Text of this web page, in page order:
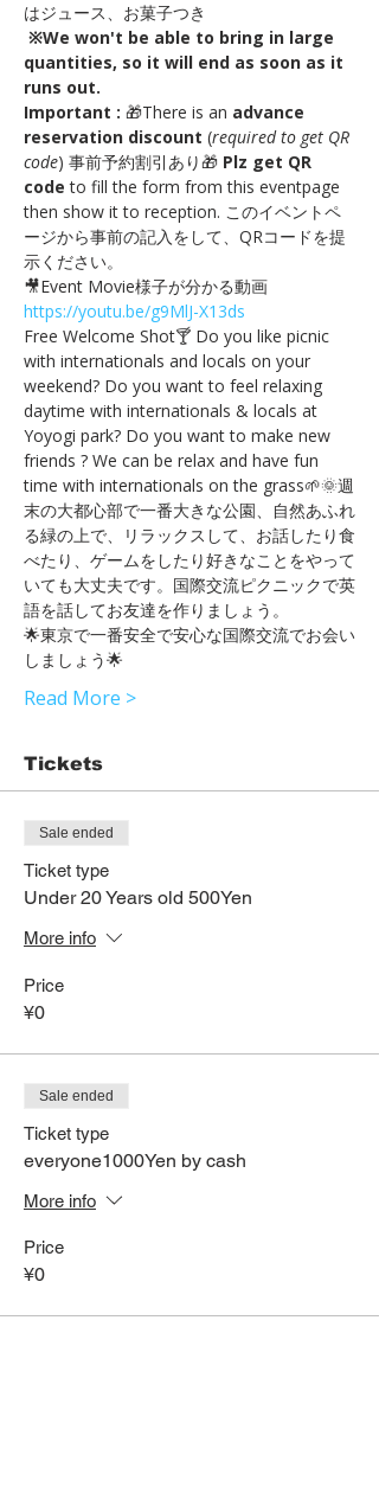
はジュース、お菓子つき
※We won't be able to bring in large
quantities, so it will end as soon as it
runs out.
Important : 🎁There is an advance
reservation discount (required to get QR
code) 事前予約割引あり🎁 Plz get QR
code to fill the form from this eventpage
then show it to reception. このイベントペ
ージから事前の記入をして、QRコードを提
示ください。
🎥Event Movie様子が分かる動画
https://youtu.be/g9MlJ-X13ds
Free Welcome Shot🍸 Do you like picnic
with internationals and locals on your
weekend? Do you want to feel relaxing
daytime with internationals & locals at
Yoyogi park? Do you want to make new
friends ? We can be relax and have fun
time with internationals on the grass🌱🌞週
末の大都心部で一番大きな公園、自然あふれ
る緑の上で、リラックスして、お話したり食
べたり、ゲームをしたり好きなことをやって
いても大丈夫です。国際交流ピクニックで英
語を話してお友達を作りましょう。
🌟東京で一番安全で安心な国際交流でお会い
しましょう🌟
Read More >
Tickets
Sale ended
Ticket type
Under 20 Years old 500Yen
More info
Price
¥0
Sale ended
Ticket type
everyone1000Yen by cash
More info
Price
¥0